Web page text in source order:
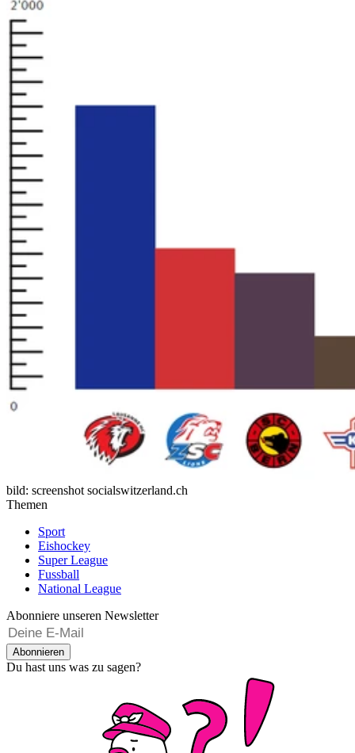
bild: screenshot socialswitzerland.ch
Themen
Sport
Eishockey
Super League
Fussball
National League
Abonniere unseren Newsletter
Abonnieren
Du hast uns was zu sagen?